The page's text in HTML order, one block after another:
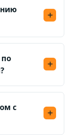
36 000 ₸.
— 1–1,5
— авто без
с